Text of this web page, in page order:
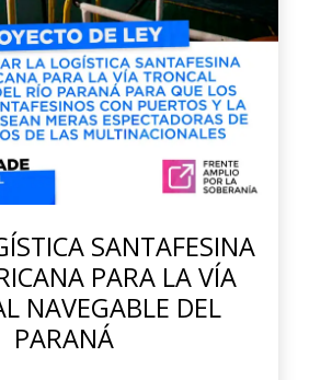
SANTAFESINA
PARA LA VÍA
NAVEGABLE DEL
PARANÁ